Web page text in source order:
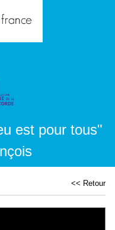
est pour tous"
<< Retour